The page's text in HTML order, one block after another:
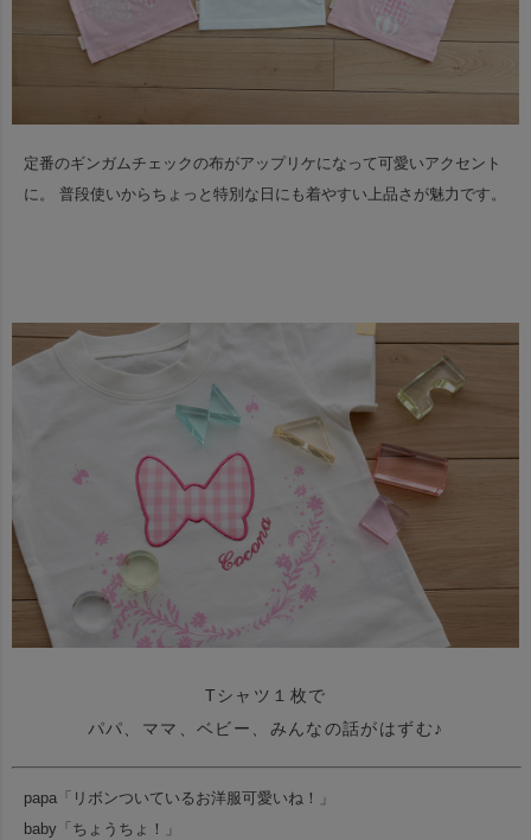
定番のギンガムチェックの布がアップリケになって可愛いアクセント
に。
普段使いからちょっと特別な日にも着やすい上品さが魅力です。
Tシャツ１枚で
パパ、ママ、ベビー、みんなの話がはずむ♪
papa「リボンついているお洋服可愛いね！」
baby「ちょうちょ！」